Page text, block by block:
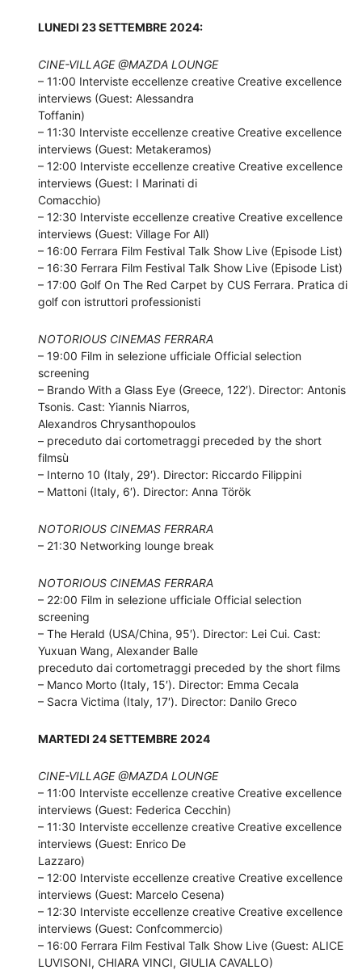
LUNEDI 23 SETTEMBRE 2024:
CINE-VILLAGE @MAZDA LOUNGE
– 11:00 Interviste eccellenze creative Creative excellence
interviews (Guest: Alessandra
Toffanin)
– 11:30 Interviste eccellenze creative Creative excellence
interviews (Guest: Metakeramos)
– 12:00 Interviste eccellenze creative Creative excellence
interviews (Guest: I Marinati di
Comacchio)
– 12:30 Interviste eccellenze creative Creative excellence
interviews (Guest: Village For All)
– 16:00 Ferrara Film Festival Talk Show Live (Episode List)
– 16:30 Ferrara Film Festival Talk Show Live (Episode List)
– 17:00 Golf On The Red Carpet by CUS Ferrara. Pratica di
golf con istruttori professionisti
NOTORIOUS CINEMAS FERRARA
– 19:00 Film in selezione ufficiale Official selection
screening
– Brando With a Glass Eye (Greece, 122′). Director: Antonis
Tsonis. Cast: Yiannis Niarros,
Alexandros Chrysanthopoulos
– preceduto dai cortometraggi preceded by the short
filmsù
– Interno 10 (Italy, 29′). Director: Riccardo Filippini
– Mattoni (Italy, 6′). Director: Anna Török
NOTORIOUS CINEMAS FERRARA
– 21:30 Networking lounge break
NOTORIOUS CINEMAS FERRARA
– 22:00 Film in selezione ufficiale Official selection
screening
– The Herald (USA/China, 95′). Director: Lei Cui. Cast:
Yuxuan Wang, Alexander Balle
preceduto dai cortometraggi preceded by the short films
– Manco Morto (Italy, 15′). Director: Emma Cecala
– Sacra Victima (Italy, 17′). Director: Danilo Greco
MARTEDI 24 SETTEMBRE 2024
CINE-VILLAGE @MAZDA LOUNGE
– 11:00 Interviste eccellenze creative Creative excellence
interviews (Guest: Federica Cecchin)
– 11:30 Interviste eccellenze creative Creative excellence
interviews (Guest: Enrico De
Lazzaro)
– 12:00 Interviste eccellenze creative Creative excellence
interviews (Guest: Marcelo Cesena)
– 12:30 Interviste eccellenze creative Creative excellence
interviews (Guest: Confcommercio)
– 16:00 Ferrara Film Festival Talk Show Live (Guest: ALICE
LUVISONI, CHIARA VINCI, GIULIA CAVALLO)